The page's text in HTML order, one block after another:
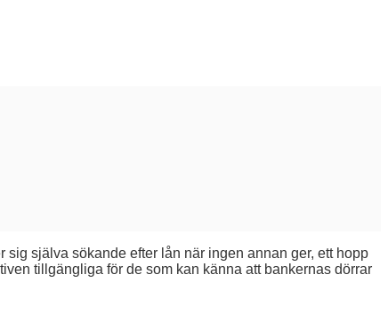
själva sökande efter lån när ingen annan ger, ett hopp
tillgängliga för de som kan känna att bankernas dörrar